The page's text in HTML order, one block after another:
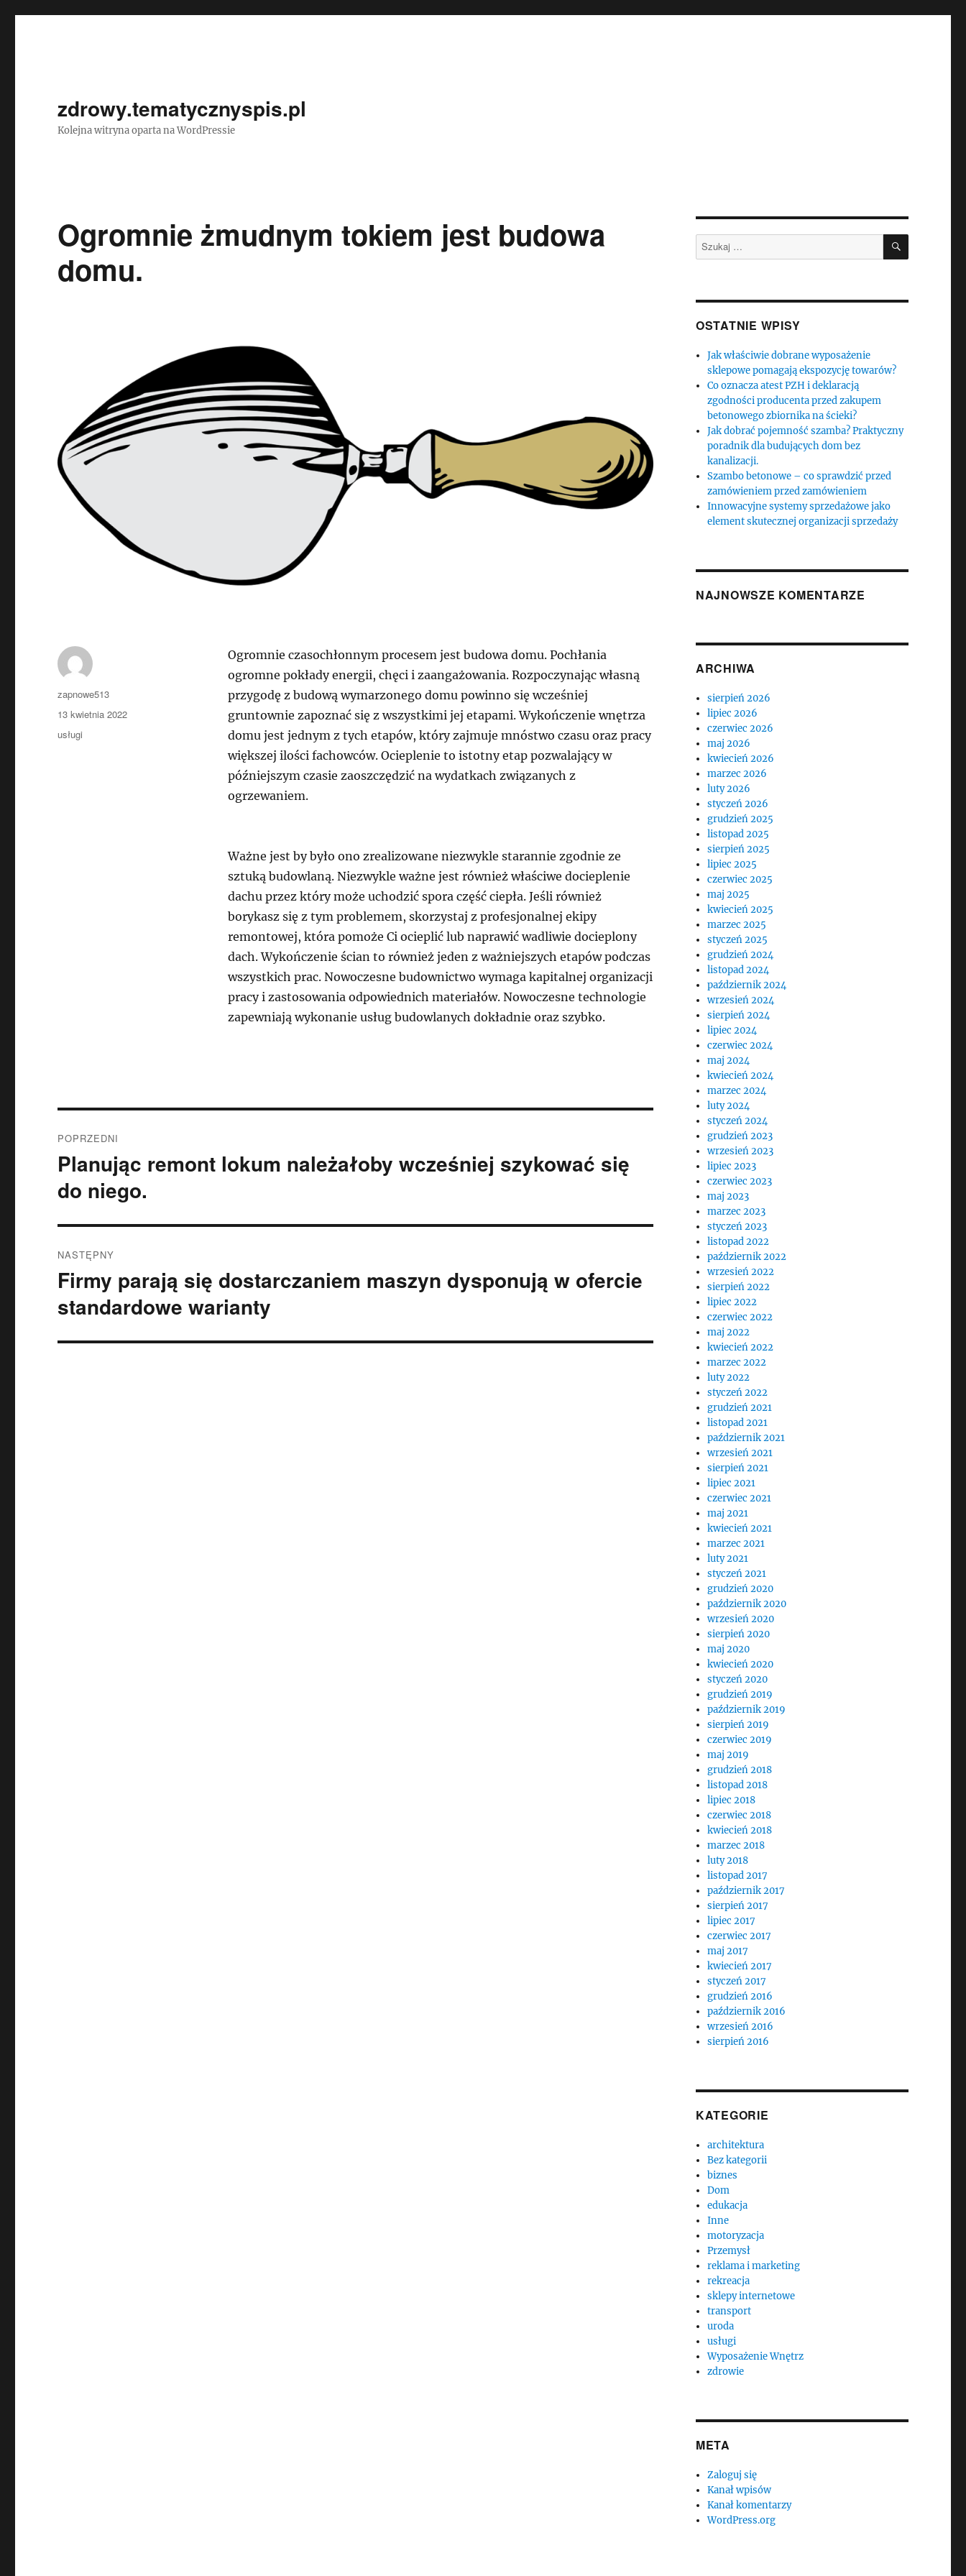
zdrowy.tematycznyspis.pl
Kolejna witryna oparta na WordPressie
Ogromnie żmudnym tokiem jest budowa
domu.
Ogromnie czasochłonnym procesem jest budowa domu. Pochłania
ogromne pokłady energii, chęci i zaangażowania. Rozpoczynając własną
przygodę z budową wymarzonego domu powinno się wcześniej
gruntownie zapoznać się z wszystkimi jej etapami. Wykończenie wnętrza
domu jest jednym z tych etapów, który zajmuje mnóstwo czasu oraz pracy
większej ilości fachowców. Ocieplenie to istotny etap pozwalający w
późniejszym czasie zaoszczędzić na wydatkach związanych z
ogrzewaniem.
Ważne jest by było ono zrealizowane niezwykle starannie zgodnie ze
sztuką budowlaną. Niezwykle ważne jest również właściwe docieplenie
dachu przez który może uchodzić spora część ciepła. Jeśli również
borykasz się z tym problemem, skorzystaj z profesjonalnej ekipy
remontowej, która pomoże Ci ocieplić lub naprawić wadliwie docieplony
dach. Wykończenie ścian to również jeden z ważniejszych etapów podczas
wszystkich prac. Nowoczesne budownictwo wymaga kapitalnej organizacji
pracy i zastosowania odpowiednich materiałów. Nowoczesne technologie
zapewniają wykonanie usług budowlanych dokładnie oraz szybko.
Autor
zapnowe513
Data
publikacji
13 kwietnia 2022
Kategorie
usługi
wpisu
POPRZEDNI
Poprzedni
wpis:
Planując remont lokum należałoby wcześniej szykować się
do niego.
NASTĘPNY
Następny
Firmy parają się dostarczaniem maszyn dysponują w ofercie
standardowe warianty
Szukaj: SZUKAJ
OSTATNIE WPISY
Jak właściwie dobrane wyposażenie
sklepowe pomagają ekspozycję towarów?
Co oznacza atest PZH i deklaracją
zgodności producenta przed zakupem
betonowego zbiornika na ścieki?
Jak dobrać pojemność szamba? Praktyczny
poradnik dla budujących dom bez
kanalizacji.
Szambo betonowe – co sprawdzić przed
zamówieniem przed zamówieniem
Innowacyjne systemy sprzedażowe jako
element skutecznej organizacji sprzedaży
NAJNOWSZE KOMENTARZE
ARCHIWA
sierpień 2026
lipiec 2026
czerwiec 2026
maj 2026
kwiecień 2026
marzec 2026
luty 2026
styczeń 2026
grudzień 2025
listopad 2025
sierpień 2025
lipiec 2025
czerwiec 2025
maj 2025
kwiecień 2025
marzec 2025
styczeń 2025
grudzień 2024
listopad 2024
październik 2024
wrzesień 2024
sierpień 2024
lipiec 2024
czerwiec 2024
maj 2024
kwiecień 2024
marzec 2024
luty 2024
styczeń 2024
grudzień 2023
wrzesień 2023
lipiec 2023
czerwiec 2023
maj 2023
marzec 2023
styczeń 2023
listopad 2022
październik 2022
wrzesień 2022
sierpień 2022
lipiec 2022
czerwiec 2022
maj 2022
kwiecień 2022
marzec 2022
luty 2022
styczeń 2022
grudzień 2021
listopad 2021
październik 2021
wrzesień 2021
sierpień 2021
lipiec 2021
czerwiec 2021
maj 2021
kwiecień 2021
marzec 2021
luty 2021
styczeń 2021
grudzień 2020
październik 2020
wrzesień 2020
sierpień 2020
maj 2020
kwiecień 2020
styczeń 2020
grudzień 2019
październik 2019
sierpień 2019
czerwiec 2019
maj 2019
grudzień 2018
listopad 2018
lipiec 2018
czerwiec 2018
kwiecień 2018
marzec 2018
luty 2018
listopad 2017
październik 2017
sierpień 2017
lipiec 2017
czerwiec 2017
maj 2017
kwiecień 2017
styczeń 2017
grudzień 2016
październik 2016
wrzesień 2016
sierpień 2016
KATEGORIE
architektura
Bez kategorii
biznes
Dom
edukacja
Inne
motoryzacja
Przemysł
reklama i marketing
rekreacja
sklepy internetowe
transport
uroda
usługi
Wyposażenie Wnętrz
zdrowie
META
Zaloguj się
Kanał wpisów
Kanał komentarzy
WordPress.org